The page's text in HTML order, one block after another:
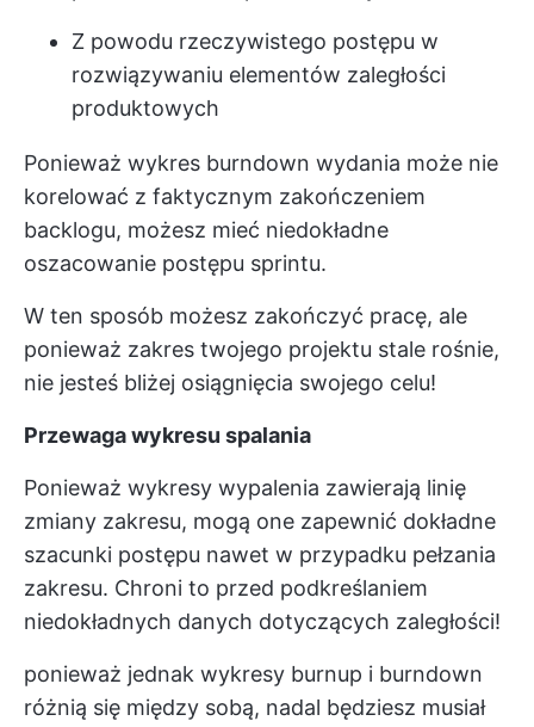
Z powodu rzeczywistego postępu w
rozwiązywaniu elementów zaległości
produktowych
Ponieważ wykres burndown wydania może nie
korelować z faktycznym zakończeniem
backlogu, możesz mieć niedokładne
oszacowanie postępu sprintu.
W ten sposób możesz zakończyć pracę, ale
ponieważ zakres twojego projektu stale rośnie,
nie jesteś bliżej osiągnięcia swojego celu!
Przewaga wykresu spalania
Ponieważ wykresy wypalenia zawierają linię
zmiany zakresu, mogą one zapewnić dokładne
szacunki postępu nawet w przypadku pełzania
zakresu. Chroni to przed podkreślaniem
niedokładnych danych dotyczących zaległości!
ponieważ jednak wykresy burnup i burndown
różnią się między sobą, nadal będziesz musiał